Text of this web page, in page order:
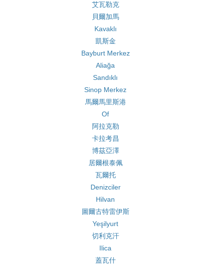
艾瓦勒克
貝爾加馬
Kavaklı
凱斯金
Bayburt Merkez
Aliağa
Sandıklı
Sinop Merkez
馬爾馬里斯港
Of
阿拉克勒
卡拉考昌
博茲亞澤
居爾根泰佩
瓦爾托
Denizciler
Hilvan
圖爾古特雷伊斯
Yeşilyurt
切利克汗
Ilica
蓋瓦什